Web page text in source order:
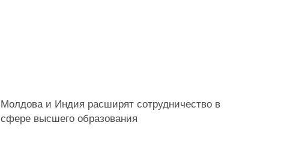
Молдова и Индия расширят сотрудничество в
сфере высшего образования